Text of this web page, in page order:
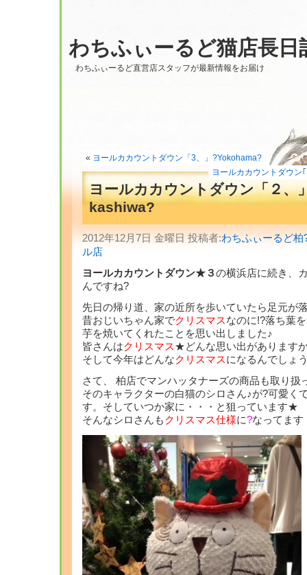
わちふぃーるど猫店長日
わちふぃーるど直営店スタッフが最新情報をお届け
« ヨールカカウントダウン「3、」?Yokohama?
ヨールカカウントダウ
ヨールカカウントダウン「２、
kashiwa?
2012年12月7日 金曜日 投稿者:わちふぃーるど
ル店
ヨールカカウントダウン★３の横浜店に続き、
んですね?
先日の帰り道、家の近所を歩いていたら足元が
昔おじいちゃん家でクリスマスなのに!?落ち葉
芋を焼いてくれたことを思い出しました♪
皆さんはクリスマス★どんな思い出があります
そして今年はどんなクリスマスになるんでしょ
さて、 柏店でマンハッタナーズの商品も取り扱
そのキャラクターの白猫のシロさん♪が?可愛く
す。そしていつか家に・・・と狙っています★
そんなシロさんもクリスマス仕様に?なってます